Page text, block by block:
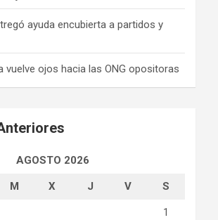
ayuda encubierta a partidos y
vuelve ojos hacia las ONG opositoras
AGOSTO 2026
M X J V S
1